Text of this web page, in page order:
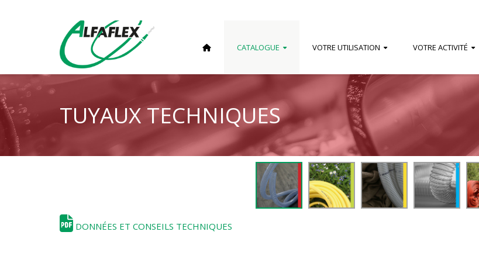
CATALOGUE VOTRE UTILISATION VOTRE ACTIVITÉ
TUYAUX TECHNIQUES
DONNÉES ET CONSEILS TECHNIQUES